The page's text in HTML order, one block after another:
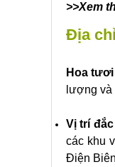
>>Xem
Địa
Hoa tươi
lượng
Vị trí
các khu
Điện